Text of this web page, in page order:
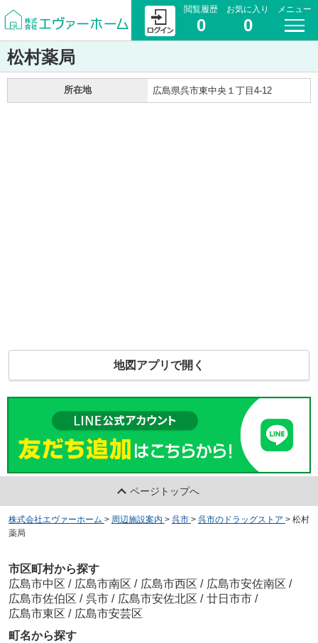
閲覧履歴
0
お気に入り
0
メニュー
松村薬局
所在地 広島県呉市東中央１丁目4-12
地図アプリで開く
ページトップへ
株式会社エヴァーホーム > 周辺施設案内 > 呉市 > 呉市のドラッグストア > 松村
薬局
市区町村から探す
広島市中区 / 広島市南区 / 広島市西区 / 広島市安佐南区 /
広島市佐伯区 / 呉市 / 広島市安佐北区 / 廿日市市 /
広島市東区 / 広島市安芸区
町名から探す